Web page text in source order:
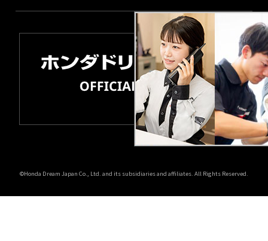
©Honda Dream Japan Co., Ltd. and its subsidiaries and affiliates. All Rights Reserved.